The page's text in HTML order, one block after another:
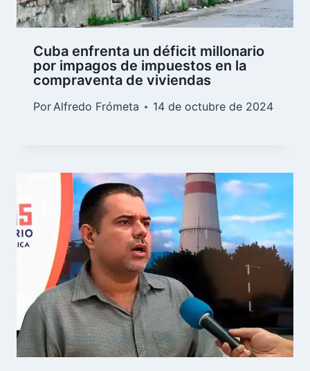
Cuba enfrenta un déficit millonario
por impagos de impuestos en la
compraventa de viviendas
PorAlfredo Frómeta 14 de octubre de 2024